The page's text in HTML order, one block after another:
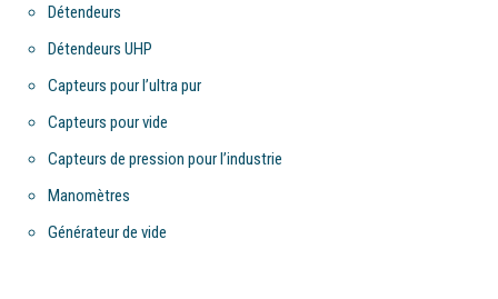
Détendeurs
Détendeurs UHP
Capteurs pour l’ultra pur
Capteurs pour vide
Capteurs de pression pour l’industrie
Manomètres
Générateur de vide